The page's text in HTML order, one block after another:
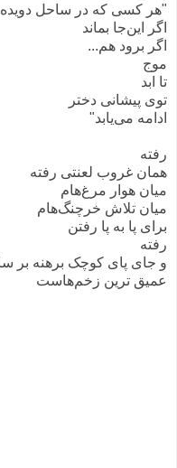
"هر کسی که در ساحل
اگر این‌جا بماند
اگر برود هم...
موج
تا ابد
توی پیشانی دختر
ادامه می‌یابد"
رفته
همان غروب لعنتی رفته
میان هوار مرغ‌هام
میان تلاش خرچنگ‌هام
برای پا به پا رفتن
رفته
و جای پای کوچک برهنه بر
عمیق ترین زخم‌هاست